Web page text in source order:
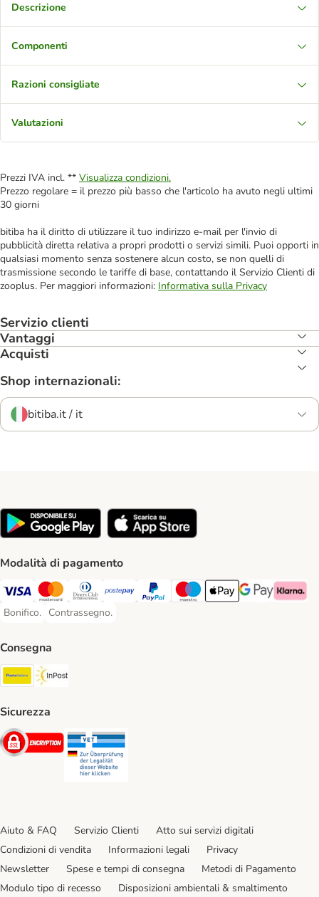
Descrizione
Componenti
Razioni consigliate
Valutazioni
Prezzi IVA incl. ** Visualizza condizioni.
Prezzo regolare = il prezzo più basso che l'articolo ha avuto negli ultimi
30 giorni
bitiba ha il diritto di utilizzare il tuo indirizzo e-mail per l'invio di
pubblicità diretta relativa a propri prodotti o servizi simili. Puoi opporti in
qualsiasi momento senza sostenere alcun costo, se non quelli di
trasmissione secondo le tariffe di base, contattando il Servizio Clienti di
zooplus. Per maggiori informazioni: Informativa sulla Privacy
Servizio clienti
Vantaggi
Acquisti
Shop internazionali:
bitiba.it / it
Modalità di pagamento
Visa. Payment Method
Mastercard. Payment Method
Diners Club. Payment Method
Postepay. Payment Method
PayPal. Payment Method
Maestro. Payment Method
Apple pay. Payment
Google Pay
Klarna
Bonifico.
Bonifico. Payment Method
Contrassegno.
Contrassegno. Payment Method
Consegna
Poste Italiane. Shipping Method
Sicurezza
Security
Aiuto & FAQ Servizio Clienti
Atto sui servizi digitali
Condizioni di vendita
Informazioni legali
Privacy
Newsletter
Spese e tempi di consegna
Metodi di Pagamento
Modulo tipo di recesso
Disposizioni ambientali & smaltimento